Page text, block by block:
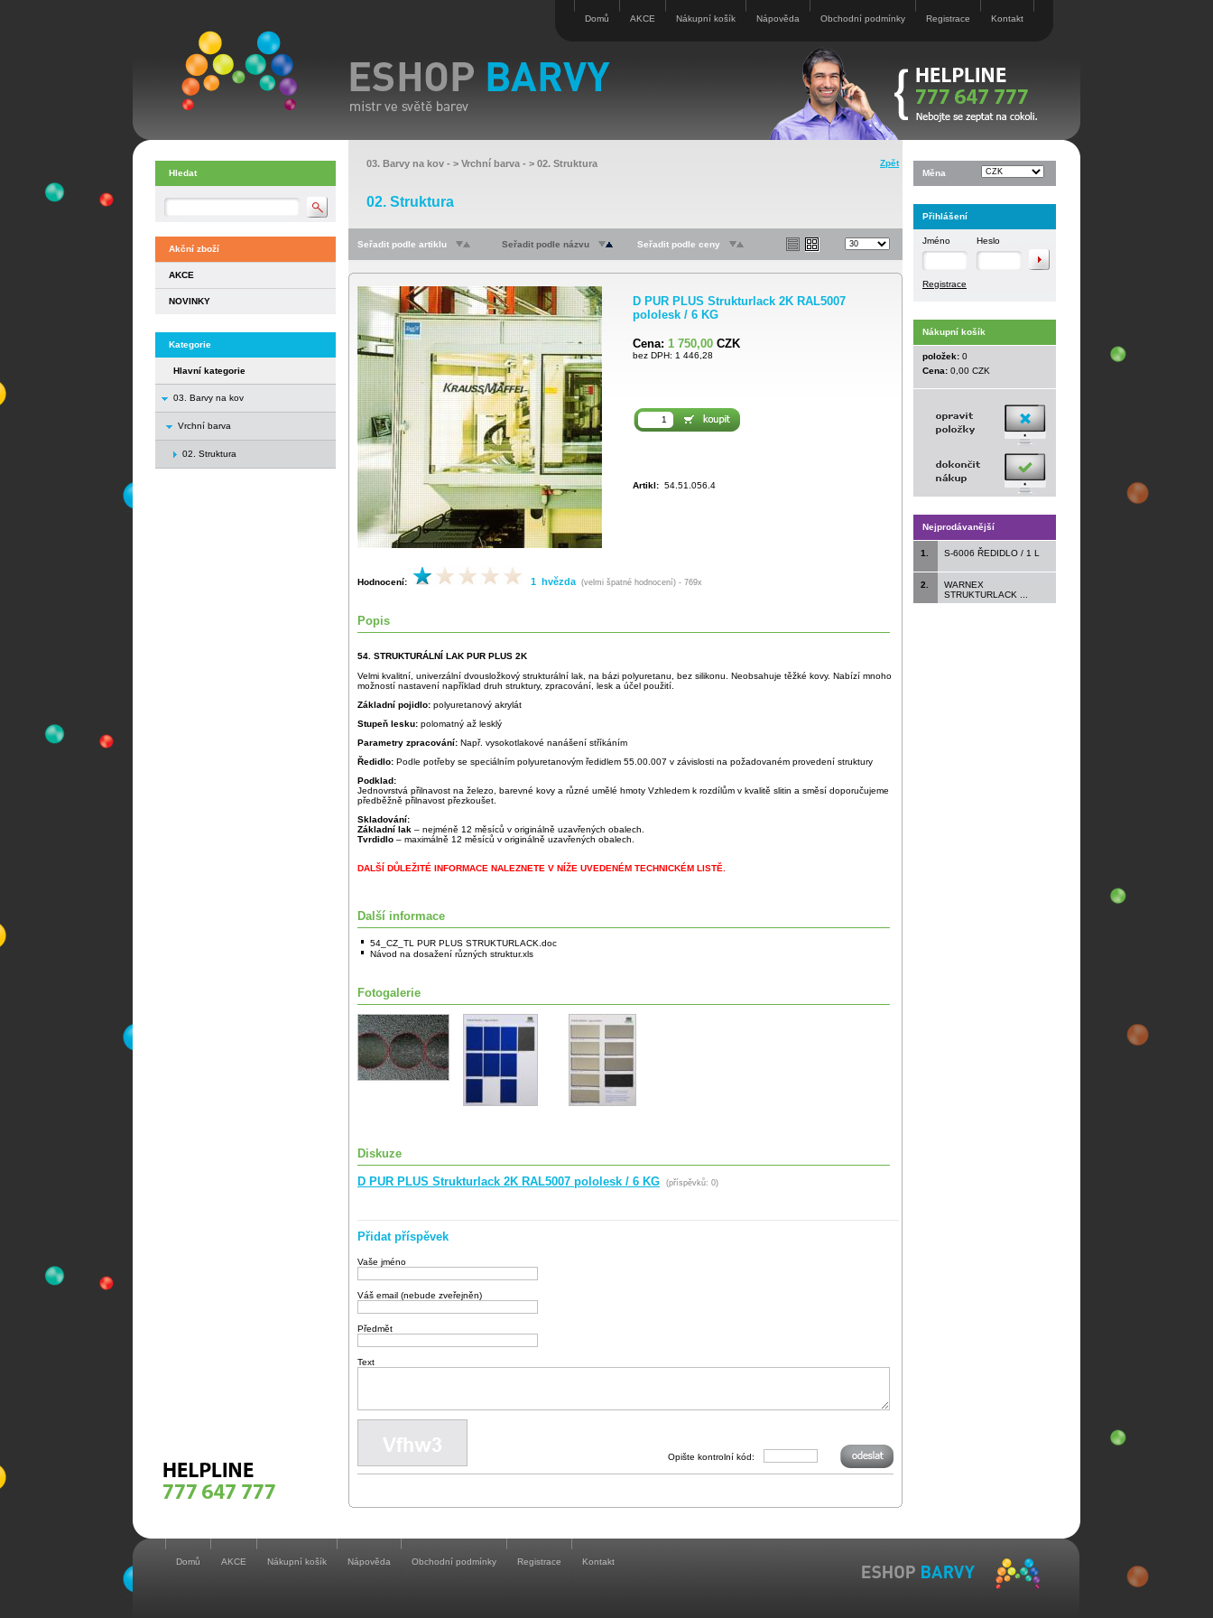
Domů AKCE Nákupní košík Nápověda Obchodní podmínky Registrace Kontakt
Hledat
Akční zboží
AKCE
NOVINKY
Kategorie
Hlavní kategorie
03. Barvy na kov
Vrchní barva
02. Struktura
03. Barvy na kov - > Vrchní barva - > 02. Struktura Zpět
02. Struktura
Seřadit podle artiklu Seřadit podle názvu Seřadit podle ceny
D PUR PLUS Strukturlack 2K RAL5007
pololesk / 6 KG
Cena: 1 750,00 CZK
bez DPH: 1 446,28
Artikl: 54.51.056.4
Hodnocení: 1 hvězda (velmi špatné hodnocení) - 769x
Popis
54. STRUKTURÁLNÍ LAK PUR PLUS 2K
Velmi kvalitní, univerzální dvousložkový strukturální lak, na bázi polyuretanu, bez silikonu. Neobsahuje těžké kovy. Nabízí mnoho
možností nastavení například druh struktury, zpracování, lesk a účel použití.
Základní pojidlo: polyuretanový akrylát
Stupeň lesku: polomatný až lesklý
Parametry zpracování: Např. vysokotlakové nanášení stříkáním
Ředidlo: Podle potřeby se speciálním polyuretanovým ředidlem 55.00.007 v závislosti na požadovaném provedení struktury
Podklad:
Jednovrstvá přilnavost na železo, barevné kovy a různé umělé hmoty Vzhledem k rozdílům v kvalitě slitin a směsí doporučujeme
předběžně přilnavost přezkoušet.
Skladování:
Základní lak – nejméně 12 měsíců v originálně uzavřených obalech.
Tvrdidlo – maximálně 12 měsíců v originálně uzavřených obalech.
DALŠÍ DŮLEŽITÉ INFORMACE NALEZNETE V NÍŽE UVEDENÉM TECHNICKÉM LISTĚ.
Další informace
54_CZ_TL PUR PLUS STRUKTURLACK.doc
Návod na dosažení různých struktur.xls
Fotogalerie
Diskuze
D PUR PLUS Strukturlack 2K RAL5007 pololesk / 6 KG (příspěvků: 0)
Přidat příspěvek
Vaše jméno
Váš email (nebude zveřejněn)
Předmět
Text
Opište kontrolní kód:
Měna
Přihlášení
Jméno Heslo
Registrace
Nákupní košík
položek: 0
Cena: 0,00 CZK
Nejprodávanější
1. S-6006 ŘEDIDLO / 1 L
2.
WARNEX
STRUKTURLACK ...
Domů AKCE Nákupní košík Nápověda Obchodní podmínky Registrace Kontakt